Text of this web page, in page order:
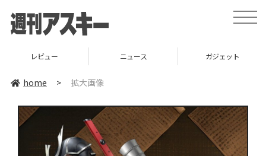
toggle
レビュー ニュース ガジェット
home > 拡大画像